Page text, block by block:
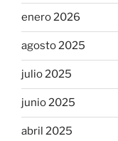
enero 2026
agosto 2025
julio 2025
junio 2025
abril 2025